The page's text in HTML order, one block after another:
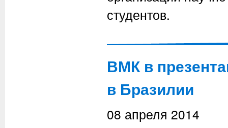
студентов.
ВМК в
в Бразилии
08 апреля 2014